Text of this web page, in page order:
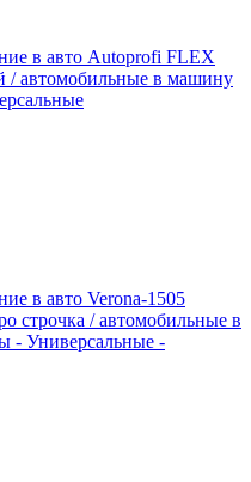
в авто Autoprofi FLEX
/ автомобильные в машину
в авто Verona-1505
строчка / автомобильные в
- Универсальные -